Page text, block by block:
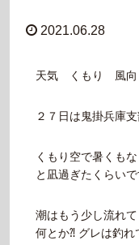
2021.06.28
天気 くもり 風
２７日は鬼掛兵庫
くもり空で暑くも
と凪過ぎたくらいで
潮はもう少し流れ
何とか⁈ グレは釣れ